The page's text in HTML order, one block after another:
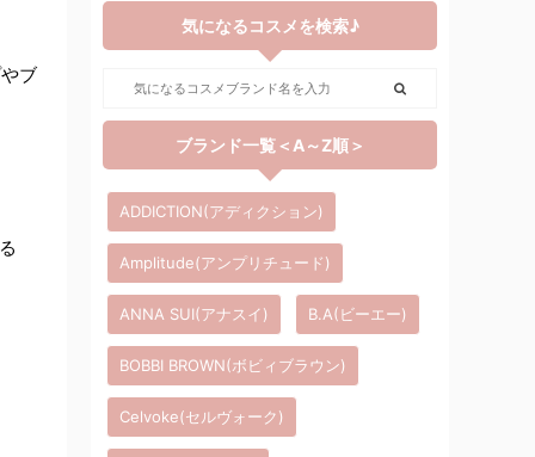
ブ
気になるコスメを検索♪
ブランド一覧＜A～Z順＞
ADDICTION(アディクション)
Amplitude(アンプリチュード)
ANNA SUI(アナスイ) B.A(ビーエー)
BOBBI BROWN(ボビィブラウン)
Celvoke(セルヴォーク)